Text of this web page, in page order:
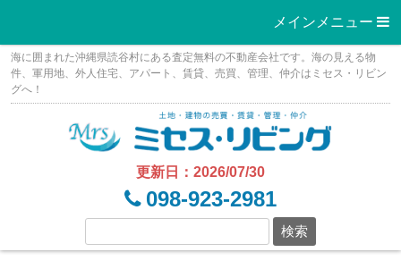
メインメニュー 
Skip
content
海に囲まれた沖縄県読谷村にある査定無料の不動産会社です。海の見える物
件、軍用地、外人住宅、アパート、賃貸、売買、管理、仲介はミセス・リビン
グへ！
更新日：2026/07/30
098-923-2981